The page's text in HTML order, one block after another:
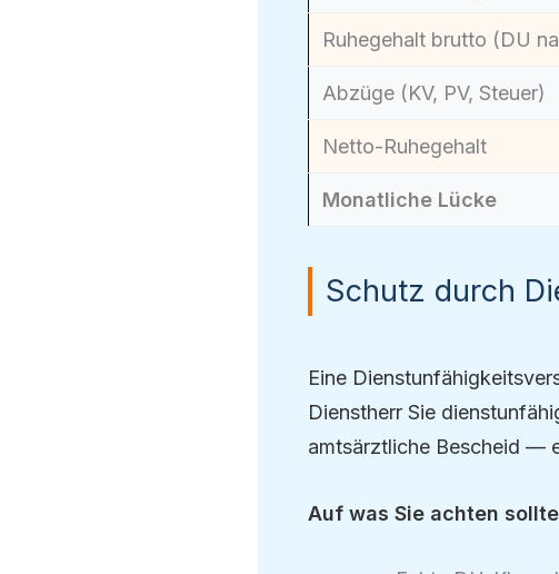
Ruhegehalt brutto (DU
Abzüge (KV, PV, Steuer)
Netto-Ruhegehalt
Monatliche Lücke
Schutz durch
Eine
Dienstherr Sie
amtsärztliche Bescheid —
Auf was Sie achten